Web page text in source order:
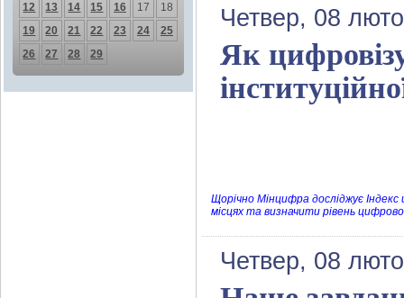
12
13 14 15 16 17
18
19
20 21 22 23 24
25
26
27 28 29
Четвер, 08
Як
Щорічно Мінцифра досліджує
місцях та визначити рівень
Четвер, 08